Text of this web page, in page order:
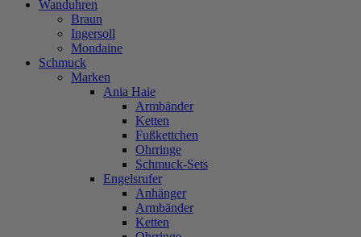
Wanduhren
Braun
Ingersoll
Mondaine
Schmuck
Marken
Ania Haie
Armbänder
Ketten
Fußkettchen
Ohrringe
Schmuck-Sets
Engelsrufer
Anhänger
Armbänder
Ketten